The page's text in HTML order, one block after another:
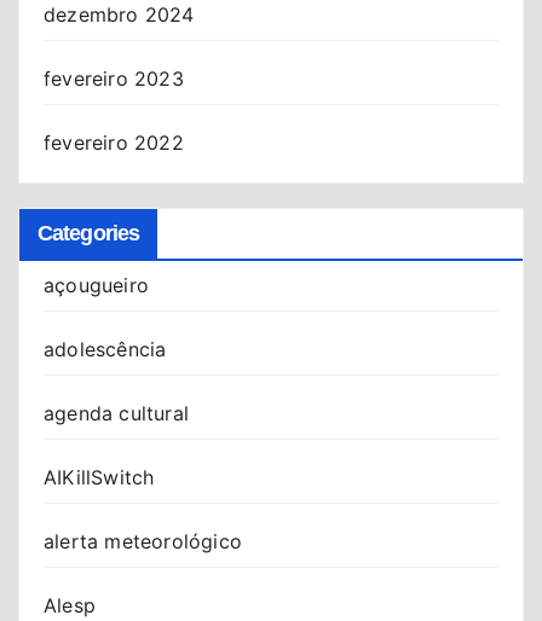
dezembro 2024
fevereiro 2023
fevereiro 2022
Categories
açougueiro
adolescência
agenda cultural
AIKillSwitch
alerta meteorológico
Alesp